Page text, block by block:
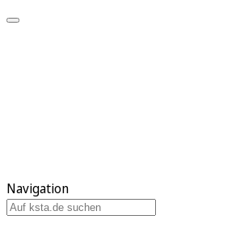
Navigation